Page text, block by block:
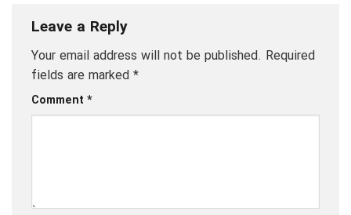
Leave a Reply
Your email address will not be published. Required
fields are marked *
Comment *